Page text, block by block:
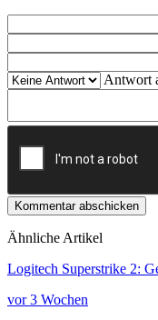
Antwort
Kommentar abschicken
Ähnliche Artikel
Logitech Superstrike 2:
vor 3 Wochen